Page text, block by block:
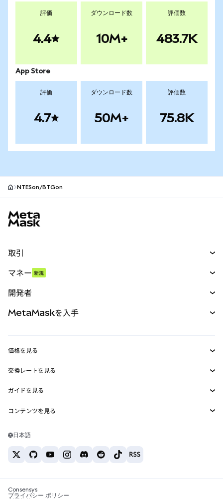
評価
4.4
ダウンロード数
10M+
評価数
483.7K
App Store
評価
4.7
ダウンロード数
50M+
評価数
75.8K
NTESon/BTGon
取引
パーペチュアル
RWA
マネー 新規
開発者
MetaMask Connect
Snaps
Web3サービス
MetaMaskを入手
セキュリティ
サポート
キャリア
お問い合わせ
価格を見る
イーサリアムの価格
Solanaの価格
Tetherの価格
交換レートを見る
ETH→USD
USDT→INR
BTC→INR
ETH→USDT
ガイドを見る
ETHの購入
USDTの購入
SHIBの購入
コンテンツを見る
Solanaウォレット
税制関連ニュース
日本語
Consensys
プライバシー ポリシー